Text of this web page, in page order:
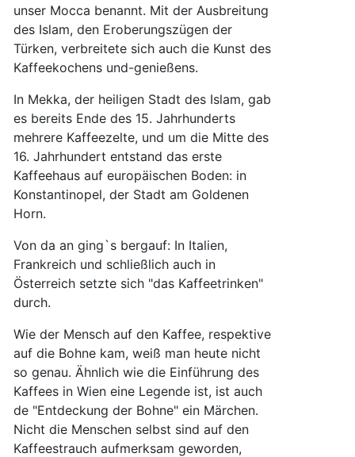
unser Mocca benannt. Mit der Ausbreitung
des Islam, den Eroberungszügen der
Türken, verbreitete sich auch die Kunst des
Kaffeekochens und-genießens.
In Mekka, der heiligen Stadt des Islam, gab
es bereits Ende des 15. Jahrhunderts
mehrere Kaffeezelte, und um die Mitte des
16. Jahrhundert entstand das erste
Kaffeehaus auf europäischen Boden: in
Konstantinopel, der Stadt am Goldenen
Horn.
Von da an ging`s bergauf: In Italien,
Frankreich und schließlich auch in
Österreich setzte sich "das Kaffeetrinken"
durch.
Wie der Mensch auf den Kaffee, respektive
auf die Bohne kam, weiß man heute nicht
so genau. Ähnlich wie die Einführung des
Kaffees in Wien eine Legende ist, ist auch
de "Entdeckung der Bohne" ein Märchen.
Nicht die Menschen selbst sind auf den
Kaffeestrauch aufmerksam geworden,